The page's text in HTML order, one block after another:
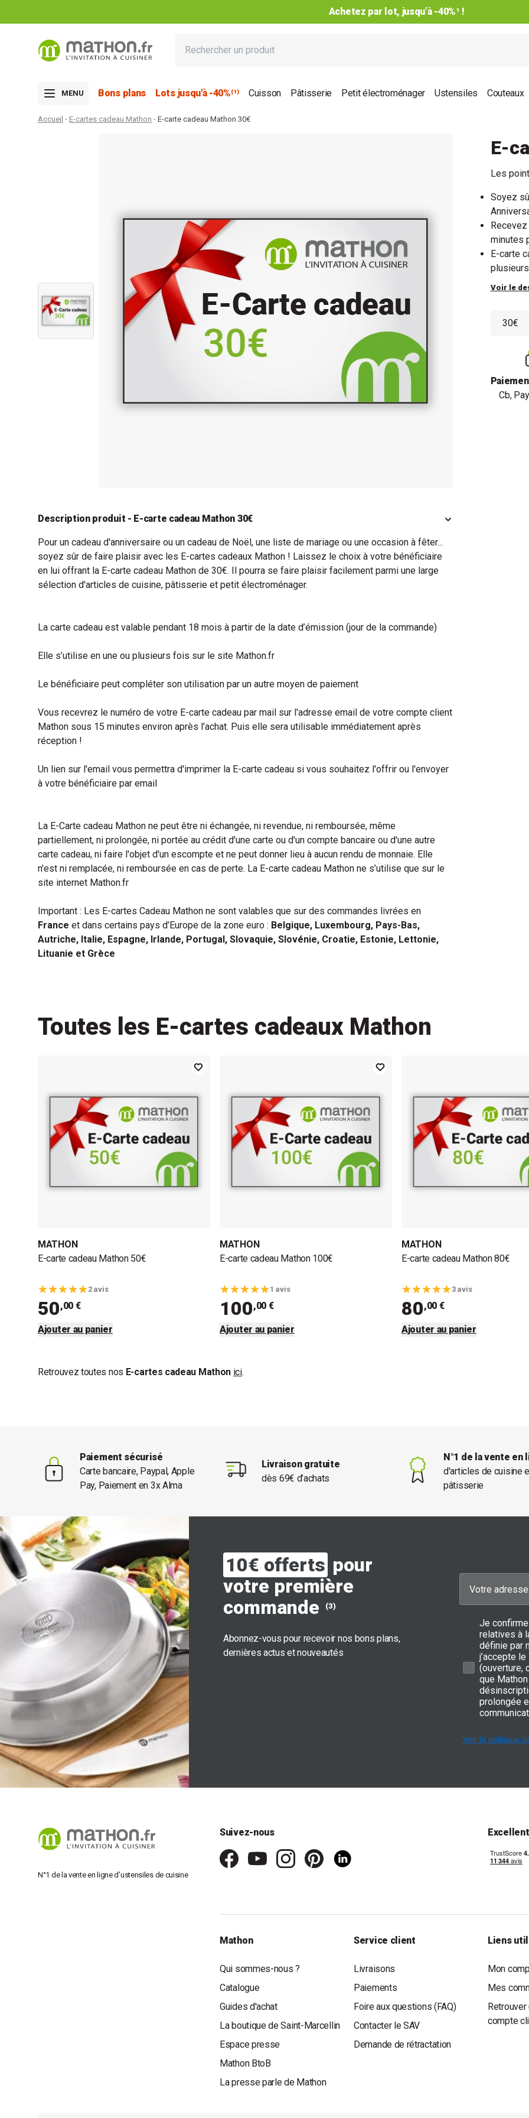
Achetez par lot, jusqu’à -40%¹ !
MENU Bons plans Lots jusqu'à -40%⁽¹⁾ Cuisson Pâtisserie Petit électroménager Ustensiles Couteaux
Accueil E-cartes cadeau Mathon E-carte cadeau Mathon 30€
E-
Les
Soyez
minutes
E-carte
Voir le
Cb,
Description produit - E-carte cadeau Mathon 30€
Pour un cadeau d'anniversaire ou un cadeau de Noël, une liste de mariage ou une occasion à fêter...
soyez sûr de faire plaisir avec les E-cartes cadeaux Mathon ! Laissez le choix à votre bénéficiaire
en lui offrant la E-carte cadeau Mathon de 30€. Il pourra se faire plaisir facilement parmi une large
sélection d'articles de cuisine, pâtisserie et petit électroménager.
La carte cadeau est valable pendant 18 mois à partir de la date d’émission (jour de la commande)
Elle s’utilise en une ou plusieurs fois sur le site Mathon.fr
Le bénéficiaire peut compléter son utilisation par un autre moyen de paiement
Vous recevrez le numéro de votre E-carte cadeau par mail sur l'adresse email de votre compte client
Mathon sous 15 minutes environ après l’achat. Puis elle sera utilisable immédiatement après
réception !
Un lien sur l'email vous permettra d'imprimer la E-carte cadeau si vous souhaitez l'offrir ou l'envoyer
à votre bénéficiaire par email
La E-Carte cadeau Mathon ne peut être ni échangée, ni revendue, ni remboursée, même
partiellement, ni prolongée, ni portée au crédit d'une carte ou d'un compte bancaire ou d'une autre
carte cadeau, ni faire l'objet d'un escompte et ne peut donner lieu à aucun rendu de monnaie. Elle
n'est ni remplacée, ni remboursée en cas de perte. La E-carte cadeau Mathon ne s’utilise que sur le
site internet Mathon.fr
Important : Les E-cartes Cadeau Mathon ne sont valables que sur des commandes livrées en
France et dans certains pays d’Europe de la zone euro : Belgique, Luxembourg, Pays-Bas,
Autriche, Italie, Espagne, Irlande, Portugal, Slovaquie, Slovénie, Croatie, Estonie, Lettonie,
Lituanie et Grèce
Toutes les E-cartes cadeaux Mathon
MATHON
E-carte cadeau Mathon 50€
2 avis
50,00 €
Ajouter au panier
MATHON
E-carte cadeau Mathon 100€
1 avis
100,00 €
Ajouter au panier
MATHON
E-carte cadeau Mathon 80€
3 avis
80,00 €
Ajouter au panier
Retrouvez toutes nos E-cartes cadeau Mathon ici.
Paiement sécurisé
Carte bancaire, Paypal, Apple
Pay, Paiement en 3x Alma
Livraison gratuite
dès 69€ d’achats
N°1 de la vente en
d'articles de cuisine
pâtisserie
10€ offerts pour
votre première
commande
(3)
Abonnez-vous pour recevoir nos bons plans,
dernières actus et nouveautés
Je
relatives à
définie par
j’accepte
(ouverture,
que
prolongée
Voir la politique
N°1 de la vente en ligne d’ustensiles de cuisine
Suivez-nous Excellent
Mathon
Qui sommes-nous ?
Catalogue
Guides d'achat
La boutique de Saint-Marcellin
Espace presse
Mathon BtoB
La presse parle de Mathon
Service client
Livraisons
Paiements
Foire aux questions (FAQ)
Contacter le SAV
Demande de rétractation
Liens
Mon
Mes
compte